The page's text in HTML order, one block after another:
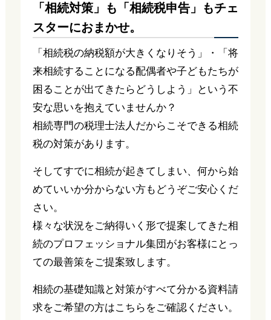
「相続対策」も「相続税申告」もチェ
スターにおまかせ。
「相続税の納税額が大きくなりそう」・「将
来相続することになる配偶者や子どもたちが
困ることが出てきたらどうしよう」という不
安な思いを抱えていませんか？
相続専門の税理士法人だからこそできる相続
税の対策があります。
そしてすでに相続が起きてしまい、何から始
めていいか分からない方もどうぞご安心くだ
さい。
様々な状況をご納得いく形で提案してきた相
続のプロフェッショナル集団がお客様にとっ
ての最善策をご提案致します。
相続の基礎知識と対策がすべて分かる資料請
求をご希望の方はこちらをご確認ください。